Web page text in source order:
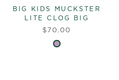
BIG KIDS MUCKSTER
LITE CLOG BIG
$70.00